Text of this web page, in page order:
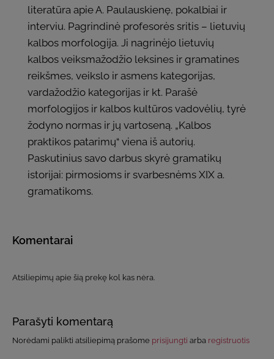
literatūra apie A. Paulauskienę, pokalbiai ir
interviu. Pagrindinė profesorės sritis – lietuvių
kalbos morfologija. Ji nagrinėjo lietuvių
kalbos veiksmažodžio leksines ir gramatines
reikšmes, veikslo ir asmens kategorijas,
vardažodžio kategorijas ir kt. Parašė
morfologijos ir kalbos kultūros vadovėlių, tyrė
žodyno normas ir jų vartoseną. „Kalbos
praktikos patarimų“ viena iš autorių.
Paskutinius savo darbus skyrė gramatikų
istorijai: pirmosioms ir svarbesnėms XIX a.
gramatikoms.
Komentarai
Atsiliepimų apie šią prekę kol kas nėra.
Parašyti komentarą
Norėdami palikti atsiliepimą prašome prisijungti arba registruotis